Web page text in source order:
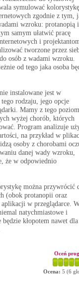
symulować kolorystykę
zgodnie z tym,
wzroku: protanopią i
samym ułatwić pracę
i
tworzone przez
osób z wadami wzroku.
od tego jaka osoba
instalowane jest w
rodzaju, jego opcje
Mamy z tego
wyżej chorób, których
Program analizuje
na przykład w
osoby z chorobami
danej wady wzroku,
że w odpowiednio
można przywrócić
(obok protanopii oraz
w przeglądarce.
natychmiastowe i
kłopotem nawet dla
Oceń
Ocena: 5 (6